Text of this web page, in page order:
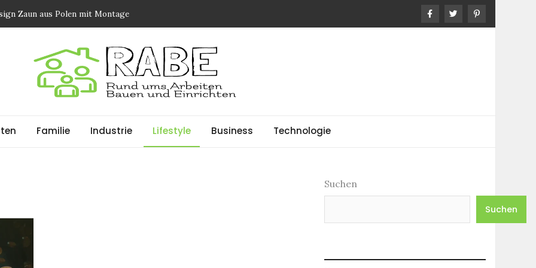
Zaun aus Polen mit Montage
in Zürich
und ein sicheres Zuhause. Wie das Mikrofaser-System
Familie Industrie Lifestyle Business Technologie
Suchen
Suchen